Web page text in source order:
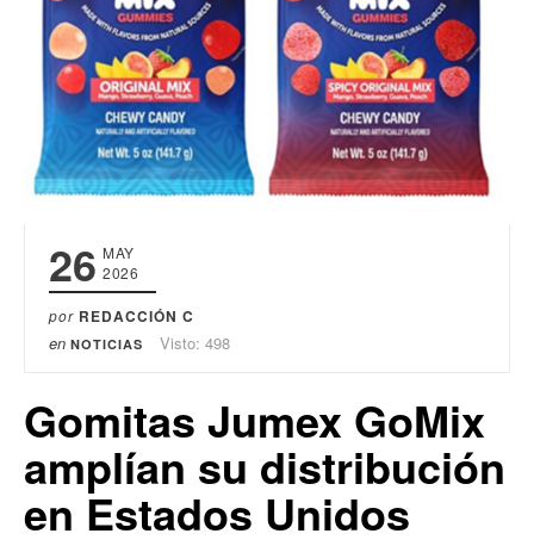
26 MAY
2026
por REDACCIÓN C
en NOTICIAS Visto: 498
Gomitas Jumex GoMix
amplían su distribución
en Estados Unidos